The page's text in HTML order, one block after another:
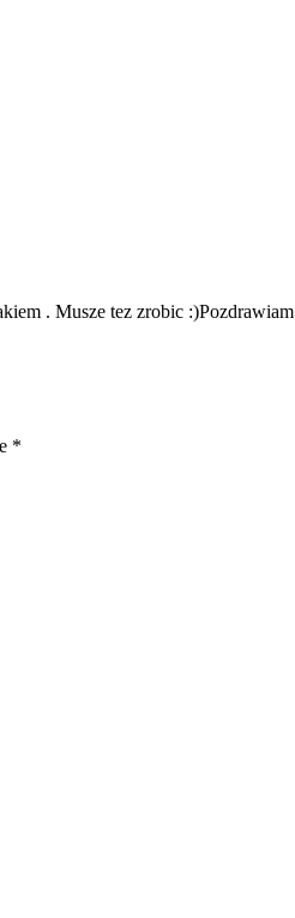
. Musze tez zrobic :)Pozdrawiam
*